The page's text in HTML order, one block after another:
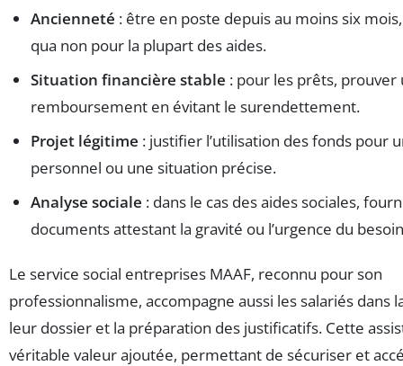
Ancienneté : être en poste depuis au moins six
qua non pour la plupart des aides.
Situation financière stable : pour les prêts, prouver
remboursement en évitant le surendettement.
Projet légitime : justifier l’utilisation des fonds pour
personnel ou une situation précise.
Analyse sociale : dans le cas des aides sociales,
documents attestant la gravité ou l’urgence du
Le service social entreprises MAAF, reconnu pour son
professionnalisme, accompagne aussi les salariés dans
leur dossier et la préparation des justificatifs. Cette
véritable valeur ajoutée, permettant de sécuriser et